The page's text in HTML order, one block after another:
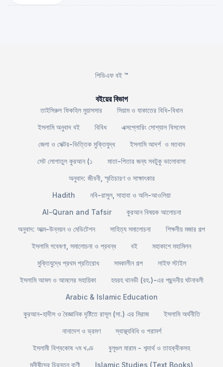
পিডিএফ বই ™
বইয়ের বিভাগ
তাইসিরুল ফিকহিল মুয়াসসার
সিয়াম ও যাকাতের বিধি-বিধান
ইসলামি অনুবাদ বই
বিবিধ
এক্সপ্লোরিং সোশ্যাল বিসনেস
জেলা ও সেক্টর-ভিত্তিক মুক্তিযুদ্ধ
ইসলামি আদর্শ ও মতবাদ
সেট লোগাতুল কুরআন (১
মাতা-পিতার জন্য সবটুকু ভালোবাসা
অনুবাদ: জীবনী, স্মৃতিচারণ ও সাক্ষাৎকার
Hadith
নবি-রাসুল, সাহাবা ও অলি-আওলিয়া
Al-Quran and Tafsir
কুরআন বিষয়ক আলোচনা
অনুবাদ: আত্ম-উন্নয়ন ও মেডিটেশন
সাহিত্য সমালোচনা
শিক্ষনীয় মজার গল্প
ইসলামি গবেষণা, সমালোচনা ও প্রবন্ধ
বই
মহাকাশে মহামিলন
মুক্তিযুদ্ধে প্রথম প্রতিরোধ
সমকালীন গল্প
লাইফ স্টাইল
ইসলামি আমল ও আমলের সহায়িকা
হযরহ থানভী (রহ.)-এর পছন্দনীয় ঘটনাবলী
Arabic & Islamic Education
কুরআন-হাদীস ও বৈজ্ঞানিক দৃষ্টিতে রাসূল (সা.) এর মিরাজ
ইসলামি অর্থনীতি
নানাদেশ ও ভ্রমণ
স্বাস্থ্যবিধি ও পরামর্শ
ইসলামী বিশ্বকোষ ৭ম খণ্ড
বুলূগুল মারাম - শব্দার্থ ও তাহক্বীকসহ
মনীষীদের চিরন্তন বাণী
Islamic Studies (Text Books)